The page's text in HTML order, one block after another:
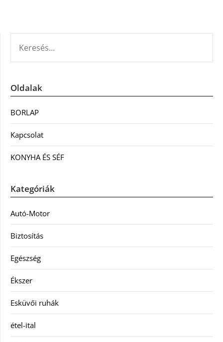
Oldalak
BORLAP
Kapcsolat
KONYHA ÉS SÉF
Kategóriák
Autó-Motor
Biztosítás
Egészség
Ékszer
Esküvői ruhák
étel-ital